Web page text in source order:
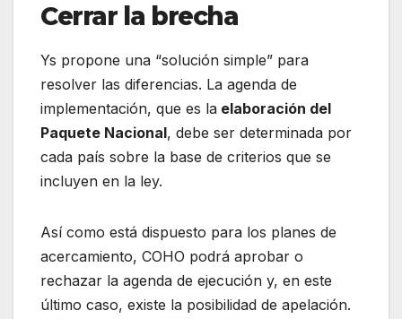
Cerrar la brecha
Ys propone una “solución simple” para
resolver las diferencias. La agenda de
implementación, que es la elaboración del
Paquete Nacional, debe ser determinada por
cada país sobre la base de criterios que se
incluyen en la ley.
Así como está dispuesto para los planes de
acercamiento, COHO podrá aprobar o
rechazar la agenda de ejecución y, en este
último caso, existe la posibilidad de apelación.